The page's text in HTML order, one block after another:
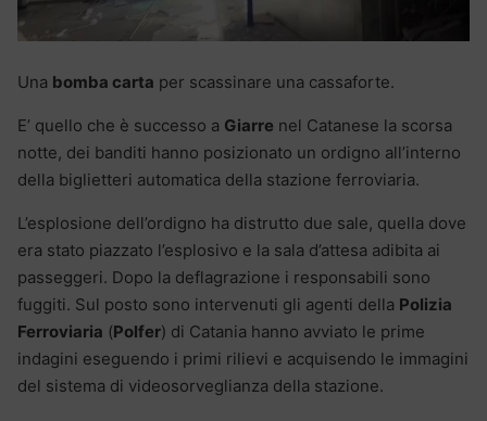
Una bomba carta per scassinare una cassaforte.
E’ quello che è successo a Giarre nel Catanese la scorsa
notte, dei banditi hanno posizionato un ordigno all’interno
della biglietteri automatica della stazione ferroviaria.
L’esplosione dell’ordigno ha distrutto due sale, quella dove
era stato piazzato l’esplosivo e la sala d’attesa adibita ai
passeggeri. Dopo la deflagrazione i responsabili sono
fuggiti. Sul posto sono intervenuti gli agenti della Polizia
Ferroviaria (Polfer) di Catania hanno avviato le prime
indagini eseguendo i primi rilievi e acquisendo le immagini
del sistema di videosorveglianza della stazione.